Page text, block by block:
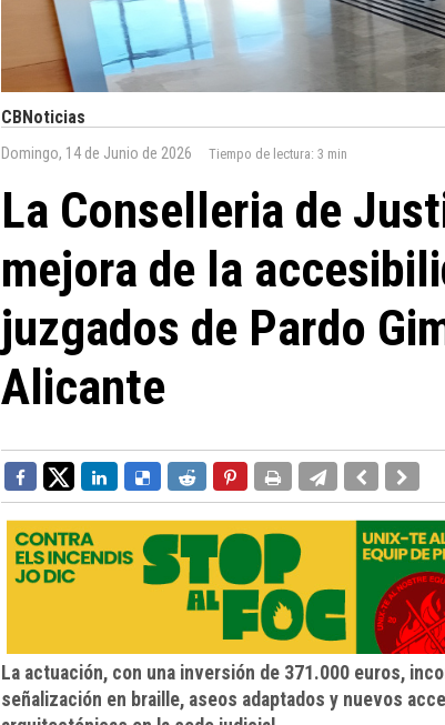
CBNoticias
Domingo, 14 de Junio de 2026 Tiempo de lectura: 3 min
La Conselleria de
mejora de la
juzgados de Pardo
Alicante
La actuación, con una inversión de 371.000 euros,
señalización en braille, aseos adaptados y nuevos